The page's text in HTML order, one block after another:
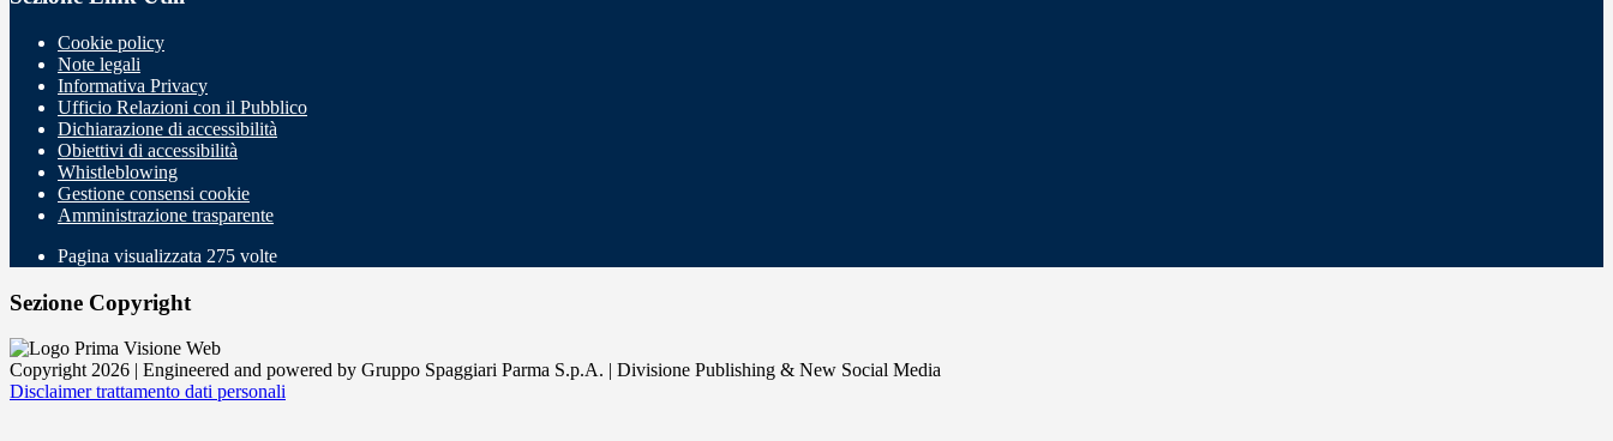
Cookie policy
Note legali
Informativa Privacy
Ufficio Relazioni con il Pubblico
Dichiarazione di accessibilità
Obiettivi di accessibilità
Whistleblowing
Gestione consensi cookie
Amministrazione trasparente
Pagina visualizzata 275 volte
Sezione Copyright
Copyright 2026 | Engineered and powered by Gruppo Spaggiari Parma S.p.A. | Divisione Publishing & New Social Media
Disclaimer trattamento dati personali